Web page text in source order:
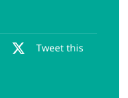
Tweet this